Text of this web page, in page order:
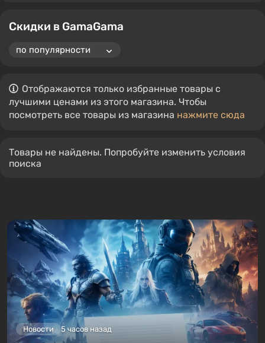
Скидки в GamaGama
Отображаются только избранные товары с
лучшими ценами из этого магазина. Чтобы
посмотреть все товары из магазина нажмите сюда
Товары не найдены. Попробуйте изменить условия
поиска
Новости 5 часов назад